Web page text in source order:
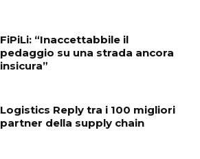
FiPiLi: “Inaccettabbile il
pedaggio su una strada ancora
insicura”
Logistics Reply tra i 100 migliori
partner della supply chain